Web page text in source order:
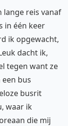
lange reis vanaf
in één keer
ik opgewacht,
dacht ik,
tegen want ze
bus
busrit
waar ik
die mij